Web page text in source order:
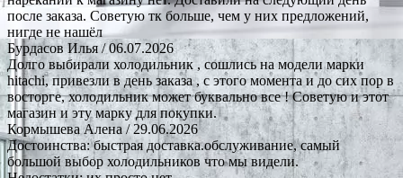
после заказа. Советую тк больше, чем у них предложений,
нигде не нашёл
Бурдасов Илья/ 06.07.2026
Долго выбирали холодильник , сошлись на модели марки
hitachi, привезли в день заказа , с этого момента и до сих пор в
восторге, холодильник может буквально все ! Советую и этот
магазин и эту марку для покупки.
Кормышева Алена / 29.06.2026
Достоинства: быстрая доставка.обслуживание, самый
большой выбор холодильников что мы видели.